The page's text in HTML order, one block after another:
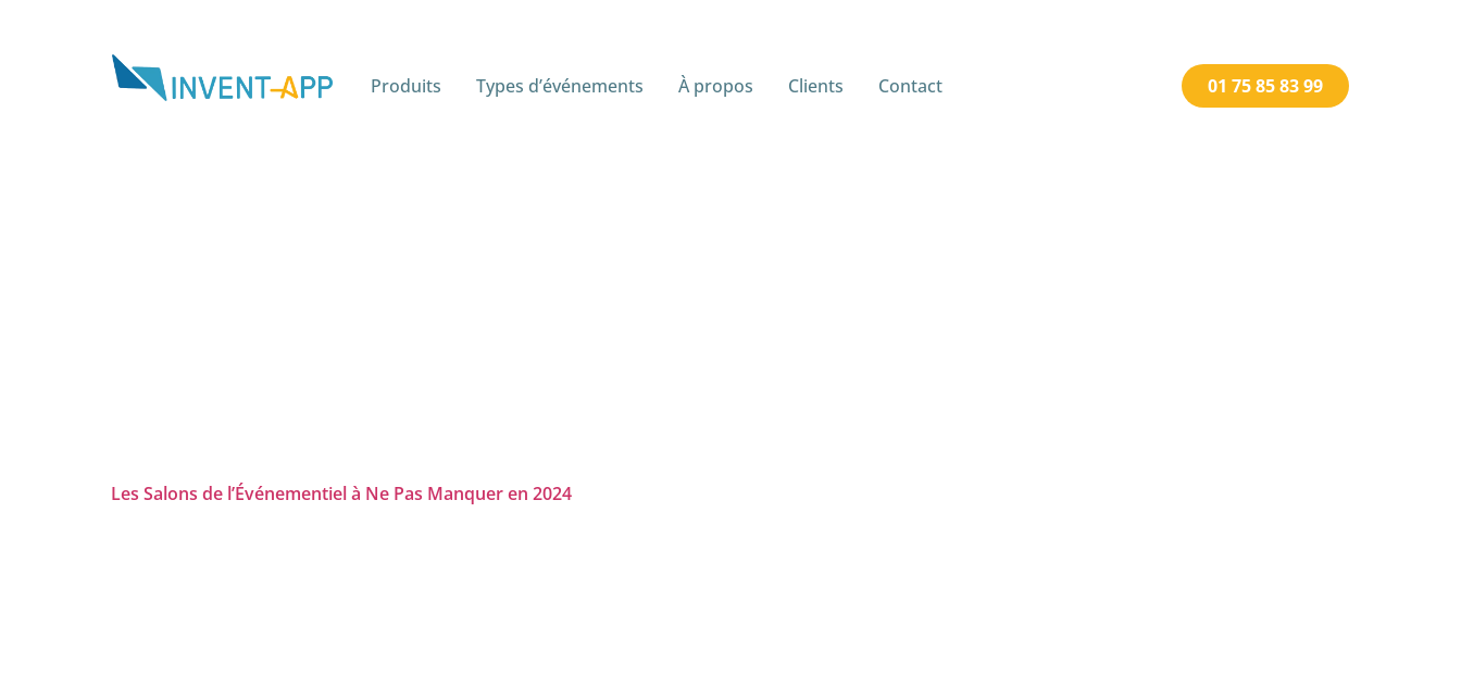
Produits Types d’événements À propos Clients Contact 01 75 85 83 99
Les Salons de l’Événementiel à Ne Pas Manquer en 2024